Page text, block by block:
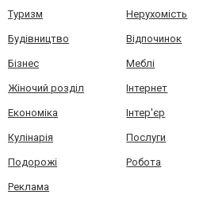
Туризм Нерухомість
Будівництво Відпочинок
Бізнес Меблі
Жіночий розділ Інтернет
Економіка Інтер'єр
Кулінарія Послуги
Подорожі Робота
Реклама